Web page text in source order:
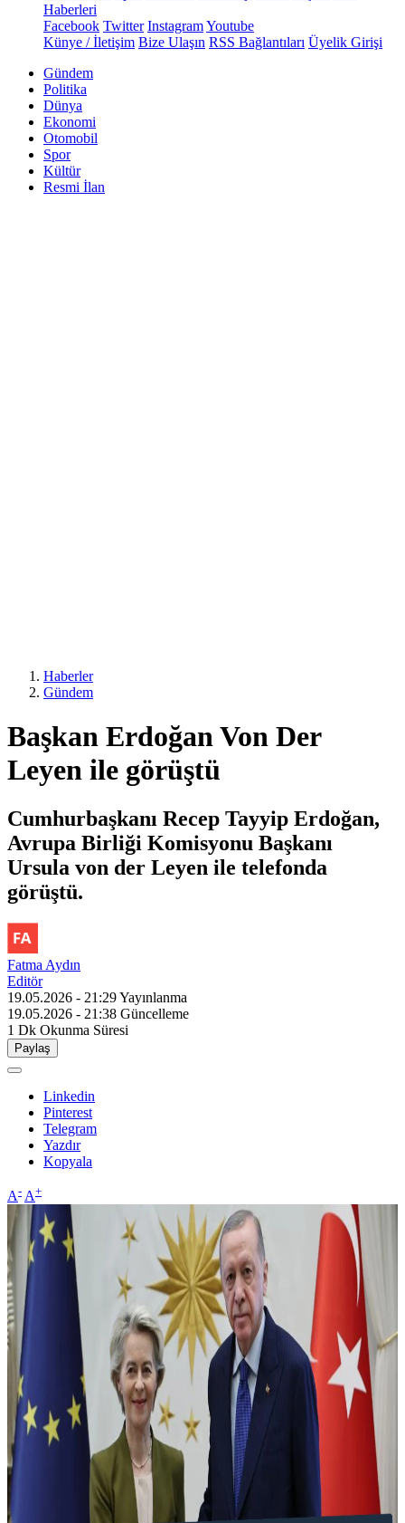
Haberleri
Facebook Twitter InstagramYoutube
Künye / İletişim Bize Ulaşın RSS Bağlantıları Üyelik Girişi
Gündem
Politika
Dünya
Ekonomi
Otomobil
Spor
Kültür
Resmi İlan
Haberler
Gündem
Başkan Erdoğan Von Der
Leyen ile görüştü
Cumhurbaşkanı Recep Tayyip Erdoğan,
Avrupa Birliği Komisyonu Başkanı
Ursula von der Leyen ile telefonda
görüştü.
Fatma Aydın
Editör
19.05.2026 - 21:29Yayınlanma
19.05.2026 - 21:38 Güncelleme
1 Dk Okunma Süresi
Paylaş
Linkedin
Pinterest
Telegram
Yazdır
Kopyala
A- A+